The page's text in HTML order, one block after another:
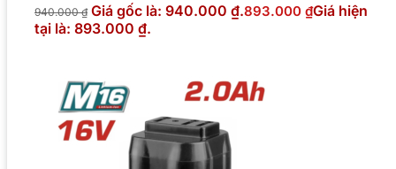
940.000₫ Giá gốc là: 940.000 ₫.893.000 ₫Giá hiện
tại là: 893.000 ₫.